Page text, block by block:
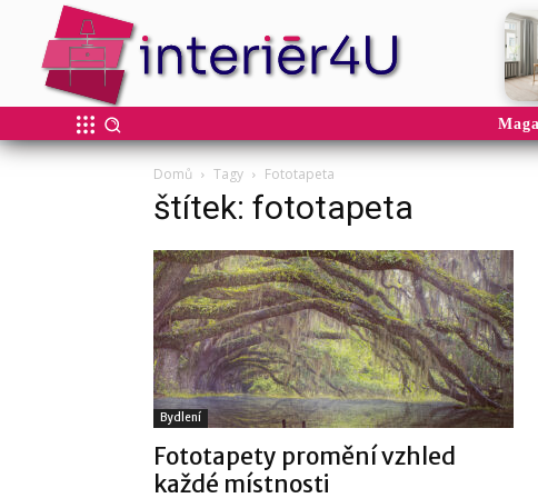
Domů Tagy Fototapeta
štítek: fototapeta
Bydlení
Fototapety promění vzhled
každé místnosti